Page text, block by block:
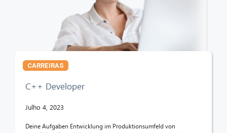
CARREIRAS
C++ Developer
Julho 4, 2023
Deine Aufgaben Entwicklung im Produktionsumfeld von